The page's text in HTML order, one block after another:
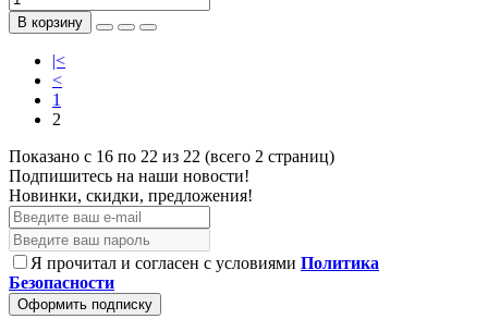
В корзину
|<
<
1
2
Показано с 16 по 22 из 22 (всего 2 страниц)
Подпишитесь на наши новости!
Новинки, скидки, предложения!
Я прочитал и согласен с условиями Политика
Безопасности
Оформить подписку